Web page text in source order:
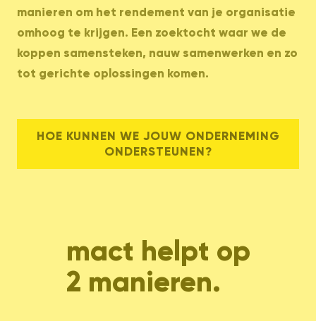
manieren om het rendement van je organisatie
omhoog te krijgen. Een zoektocht waar we de
koppen samensteken, nauw samenwerken en zo
tot gerichte oplossingen komen.
HOE KUNNEN WE JOUW ONDERNEMING
ONDERSTEUNEN?
mact helpt op
2 manieren.